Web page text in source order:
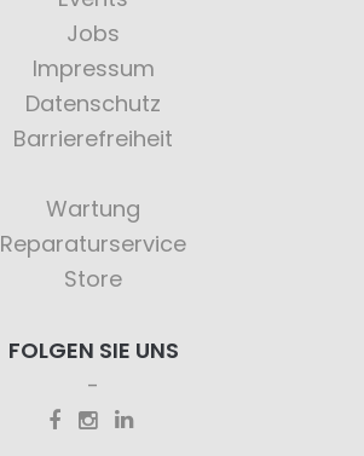
Jobs
Impressum
Datenschutz
Barrierefreiheit
Wartung
Reparaturservice
Store
FOLGEN SIE UNS